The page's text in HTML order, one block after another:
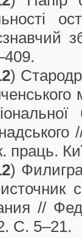
)
праць.
)
//
С. 5–21.